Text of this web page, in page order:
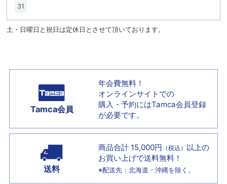
31
土・日曜日と祝日は定休日とさせて頂いております。
Tamca会員
年会費無料！
オンラインサイトでの
購入・予約にはTamca会員登録
が必要です。
送料
商品合計 15,000円 （税込） 以上の
お買い上げで送料無料！
※配送先：北海道・沖縄を除く。